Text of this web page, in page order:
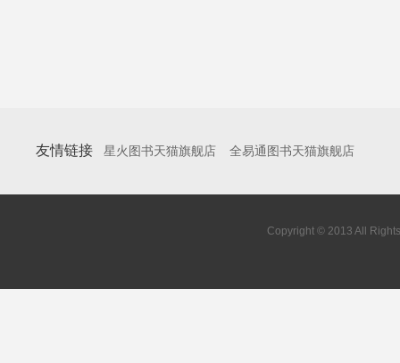
友情链接 星火图书天猫旗舰店 全易通图书天猫旗舰店
Copyright © 2013 All